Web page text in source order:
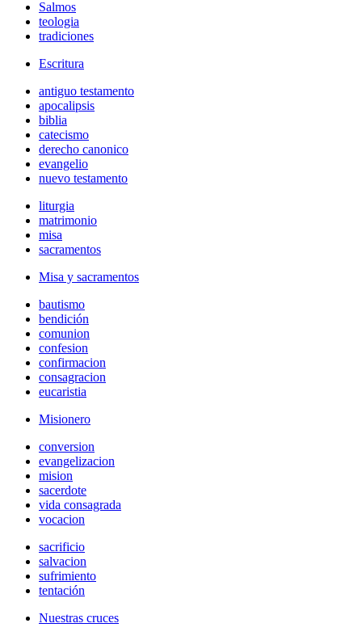
Salmos
teologia
tradiciones
Escritura
antiguo testamento
apocalipsis
biblia
catecismo
derecho canonico
evangelio
nuevo testamento
liturgia
matrimonio
misa
sacramentos
Misa y sacramentos
bautismo
bendición
comunion
confesion
confirmacion
consagracion
eucaristia
Misionero
conversion
evangelizacion
mision
sacerdote
vida consagrada
vocacion
sacrificio
salvacion
sufrimiento
tentación
Nuestras cruces